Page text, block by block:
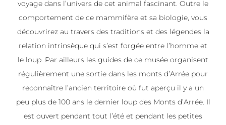
voyage dans l’univers de cet animal fascinant. Outre le
comportement de ce mammifère et sa biologie, vous
découvrirez au travers des traditions et des légendes la
relation intrinsèque qui s’est forgée entre l’homme et
le loup. Par ailleurs les guides de ce musée organisent
régulièrement une sortie dans les monts d’Arrée pour
reconnaître l’ancien territoire où fut aperçu il y a un
peu plus de 100 ans le dernier loup des Monts d’Arrée. Il
est ouvert pendant tout l’été et pendant les petites